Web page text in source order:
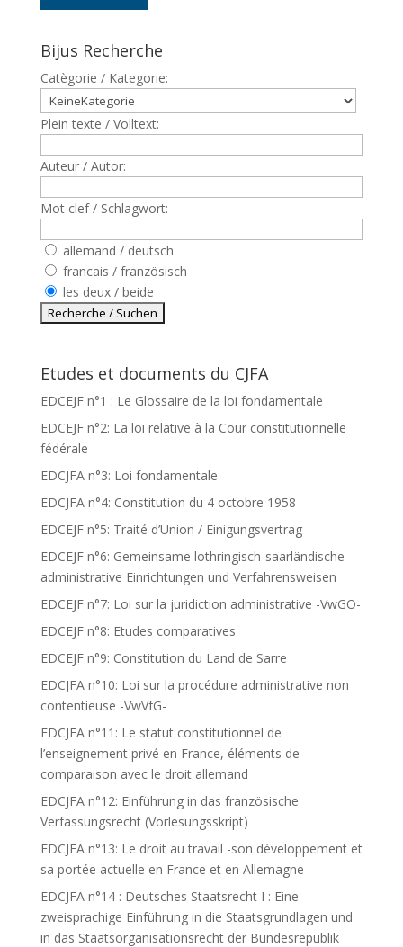
Bijus Recherche
Catègorie / Kategorie:
Plein texte / Volltext:
Auteur / Autor:
Mot clef / Schlagwort:
allemand / deutsch
francais / französisch
les deux / beide
Etudes et documents du CJFA
EDCEJF n°1 : Le Glossaire de la loi fondamentale
EDCEJF n°2: La loi relative à la Cour constitutionnelle
fédérale
EDCJFA n°3: Loi fondamentale
EDCJFA n°4: Constitution du 4 octobre 1958
EDCEJF n°5: Traité d’Union / Einigungsvertrag
EDCEJF n°6: Gemeinsame lothringisch-saarländische
administrative Einrichtungen und Verfahrensweisen
EDCEJF n°7: Loi sur la juridiction administrative -VwGO-
EDCEJF n°8: Etudes comparatives
EDCEJF n°9: Constitution du Land de Sarre
EDCJFA n°10: Loi sur la procédure administrative non
contentieuse -VwVfG-
EDCJFA n°11: Le statut constitutionnel de
l’enseignement privé en France, éléments de
comparaison avec le droit allemand
EDCJFA n°12: Einführung in das französische
Verfassungsrecht (Vorlesungsskript)
EDCJFA n°13: Le droit au travail -son développement et
sa portée actuelle en France et en Allemagne-
EDCJFA n°14 : Deutsches Staatsrecht I : Eine
zweisprachige Einführung in die Staatsgrundlagen und
in das Staatsorganisationsrecht der Bundesrepublik